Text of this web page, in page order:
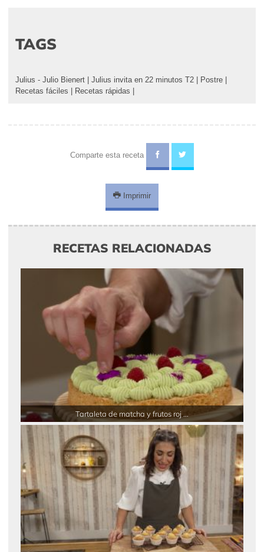
TAGS
Julius - Julio Bienert Julius invita en 22 minutos T2 Postre
Recetas fáciles
Recetas rápidas
Comparte esta receta
Imprimir
RECETAS RELACIONADAS
Tartaleta de matcha y frutos roj ...